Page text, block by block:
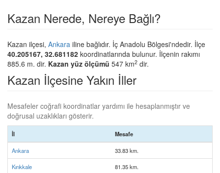
Kazan Nerede, Nereye Bağlı?
Kazan ilçesi, Ankara iline bağlıdır. İç Anadolu Bölgesi'ndedir. İlçe
40.205167, 32.681182 koordinatlarında bulunur. İlçenin rakımı
885.6 m. dir. Kazan yüz ölçümü 547 km2 dir.
Kazan İlçesine Yakın İller
Mesafeler coğrafi koordinatlar yardımı ile hesaplanmıştır ve
doğrusal uzaklıkları gösterir.
İl Mesafe
Ankara 33.83 km.
Kırıkkale 81.35 km.